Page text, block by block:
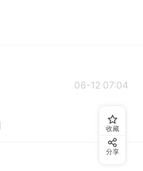
06-12 07:04
收藏
分享